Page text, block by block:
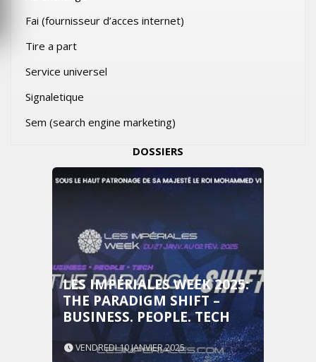
Fai (fournisseur d’acces internet)
Tire a part
Service universel
Signaletique
Sem (search engine marketing)
DOSSIERS
LES IMPÉRIALES WEEK 2025:
THE PARADIGM SHIFT –
BUSINESS. PEOPLE. TECH
VENDREDI 10 JANVIER 2025